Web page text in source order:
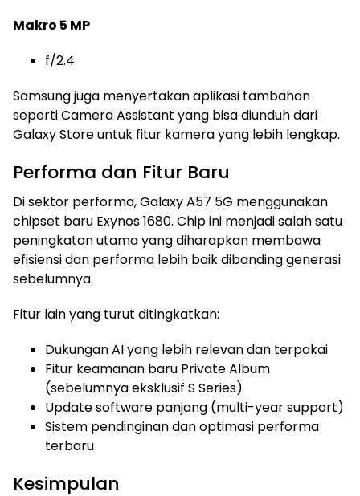
Makro 5 MP
f/2.4
Samsung juga menyertakan aplikasi tambahan
seperti Camera Assistant yang bisa diunduh dari
Galaxy Store untuk fitur kamera yang lebih lengkap.
Performa dan Fitur Baru
Di sektor performa, Galaxy A57 5G menggunakan
chipset baru Exynos 1680. Chip ini menjadi salah satu
peningkatan utama yang diharapkan membawa
efisiensi dan performa lebih baik dibanding generasi
sebelumnya.
Fitur lain yang turut ditingkatkan:
Dukungan AI yang lebih relevan dan terpakai
Fitur keamanan baru Private Album
(sebelumnya eksklusif S Series)
Update software panjang (multi-year support)
Sistem pendinginan dan optimasi performa
terbaru
Kesimpulan